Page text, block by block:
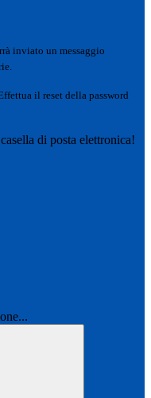
inviato un messaggio
il reset della password
di posta elettronica!